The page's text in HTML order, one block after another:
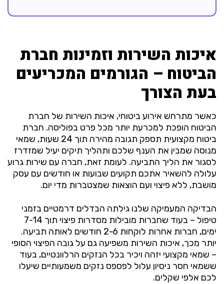
איכות השירות וזמינות חברת
הביטוח – הגורמים המכריעים
בעת הצורך
כאשר מתרחש אירוע ביטוחי, איכות השירות של חברת
הביטוח הופכת למכרעת יותר מכל פרט בפוליסה. חברת
ביטוח מקצועית תספק תגובה מהירה תוך 24 שעות, שמאי
מנוסה שמבין את הענף שלכם ותהליך תיקים יעיל שמזדרז
לסגור את הליך התביעה. לעומת זאת, חברה עם שירות גרוע
עלולה להשאיר אתכם תקועים שבועות או חודשים עם עסק
מושבת, ללא פיצוי ועם הוצאות שמצטברות מדי יום.
הבדיקה המעמיקה שלנו גילתה הבדלים דרמטיים בזמני
טיפול – בעוד שחברות מובילות מסדרות פיצוי תוך 7-14
ימים, חברות אחרות לוקחות 2-6 חודשים לאותה תביעה.
יותר מכך, איכות השירות משפיעה גם על גובה הפיצוי הסופי
– שמאי מקצועי יזהה ויכיר בכל הנזקים הרלוונטיים, בעוד
ששמאי חסר ניסיון עלול לפספס נזקים משמעותיים שיעלו
לכם אלפי שקלים.